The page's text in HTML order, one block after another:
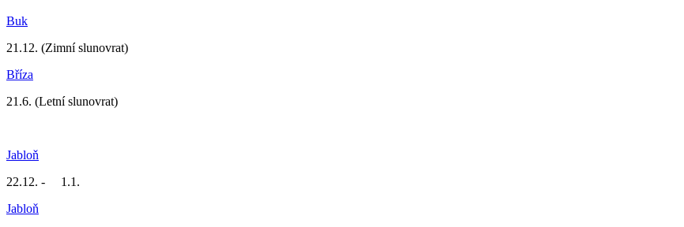
Buk
21.12. (Zimní slunovrat)
Bříza
21.6. (Letní slunovrat)
Jabloň
22.12. - 1.1.
Jabloň